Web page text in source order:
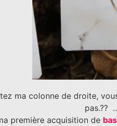
ma colonne de droite,
pas.??
première acquisition de